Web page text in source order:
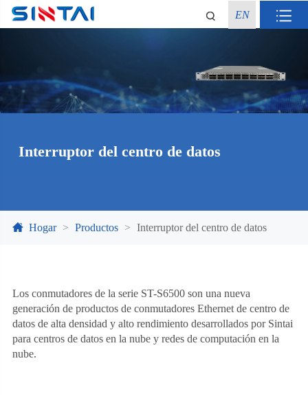
EN
Interruptor del centro de datos
Hogar Productos Interruptor del centro de datos
Los conmutadores de la serie ST-S6500 son una nueva
generación de productos de conmutadores Ethernet de centro de
datos de alta densidad y alto rendimiento desarrollados por Sintai
para centros de datos en la nube y redes de computación en la
nube.